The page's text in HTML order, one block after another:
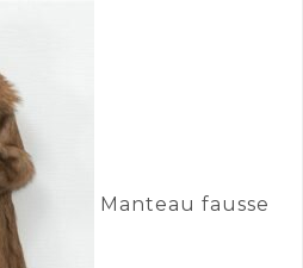
Manteau fausse